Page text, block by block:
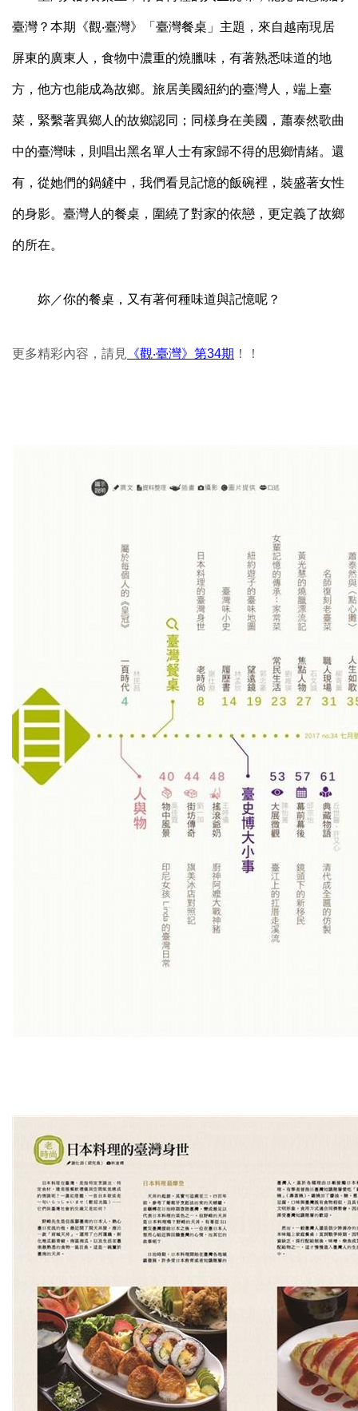
臺灣？本期《觀‧臺灣》「臺灣餐桌」主題，來自越南現居
屏東的廣東人，食物中濃重的燒臘味，有著熟悉味道的地
方，他方也能成為故鄉。旅居美國紐約的臺灣人，端上臺
菜，緊繫著異鄉人的故鄉認同；同樣身在美國，蕭泰然歌曲
中的臺灣味，則唱出黑名單人士有家歸不得的思鄉情緒。還
有，從她們的鍋鏟中，我們看見記憶的飯碗裡，裝盛著女性
的身影。臺灣人的餐桌，圍繞了對家的依戀，更定義了故鄉
的所在。
妳／你的餐桌，又有著何種味道與記憶呢？
更多精彩內容，請見 《觀‧臺灣》第34期 ！！